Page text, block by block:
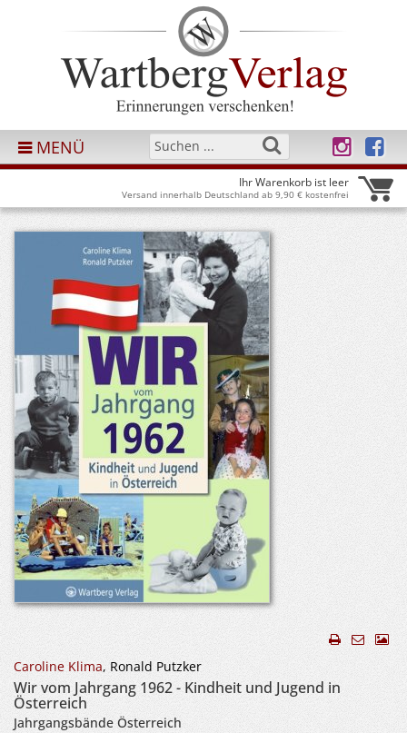
MENÜ
Ihr Warenkorb ist leer
Versand innerhalb Deutschland ab 9,90 € kostenfrei
Caroline Klima, Ronald Putzker
Wir vom Jahrgang 1962 - Kindheit und Jugend in
Österreich
Jahrgangsbände Österreich